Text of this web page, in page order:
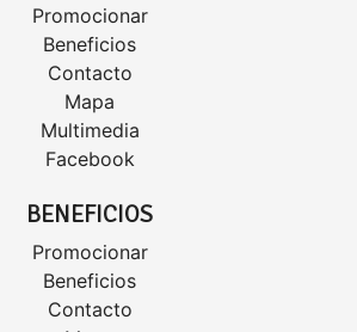
Promocionar
Beneficios
Contacto
Mapa
Multimedia
Facebook
BENEFICIOS
Promocionar
Beneficios
Contacto